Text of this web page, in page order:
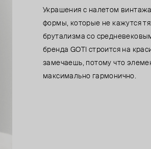
Украшения с налетом
формы, которые не кажутся
брутализма со
бренда GOTI строится на
замечаешь, потому что
максимально гармонично.